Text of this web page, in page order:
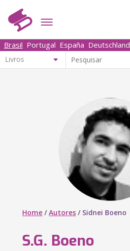
Brasil Portugal España Deutschland
Home /Autores / Sidnei Boeno
S.G. Boeno